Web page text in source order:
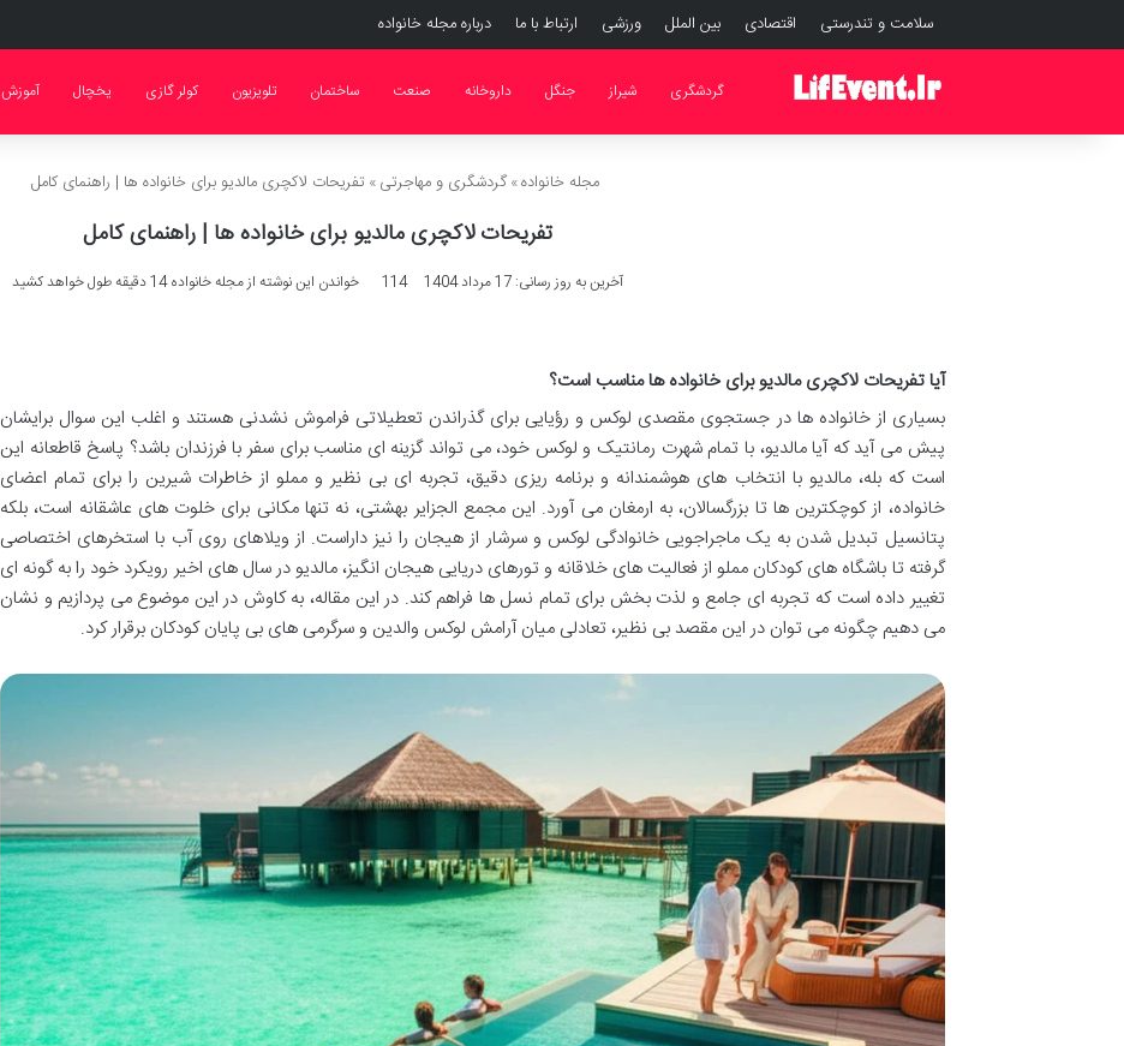
سلامت و تندرستی اقتصادی بین الملل ورزشی ارتباط با ما درباره مجله خانواده
گردشگری شیراز جنگل داروخانه صنعت ساختمان تلویزیون کولر گازی یخچال آموزش
مجله خانواده» گردشگری و مهاجرتی » تفریحات لاکچری مالدیو برای خانواده ها | راهنمای کامل
تفریحات لاکچری مالدیو برای خانواده ها | راهنمای کامل
آخرین به روز رسانی: 17 مرداد 1404 114 خواندن این نوشته از مجله خانواده 14 دقیقه طول خواهد کشید
آیا تفریحات لاکچری مالدیو برای خانواده ها مناسب است؟
بسیاری از خانواده ها در جستجوی مقصدی لوکس و رؤیایی برای گذراندن تعطیلاتی فراموش نشدنی هستند و اغلب این سوال برایشان
پیش می آید که آیا مالدیو، با تمام شهرت رمانتیک و لوکس خود، می تواند گزینه ای مناسب برای سفر با فرزندان باشد؟ پاسخ قاطعانه این
است که بله، مالدیو با انتخاب های هوشمندانه و برنامه ریزی دقیق، تجربه ای بی نظیر و مملو از خاطرات شیرین را برای تمام اعضای
خانواده، از کوچکترین ها تا بزرگسالان، به ارمغان می آورد. این مجمع الجزایر بهشتی، نه تنها مکانی برای خلوت های عاشقانه است، بلکه
پتانسیل تبدیل شدن به یک ماجراجویی خانوادگی لوکس و سرشار از هیجان را نیز داراست. از ویلاهای روی آب با استخرهای اختصاصی
گرفته تا باشگاه های کودکان مملو از فعالیت های خلاقانه و تورهای دریایی هیجان انگیز، مالدیو در سال های اخیر رویکرد خود را به گونه ای
تغییر داده است که تجربه ای جامع و لذت بخش برای تمام نسل ها فراهم کند. در این مقاله، به کاوش در این موضوع می پردازیم و نشان
می دهیم چگونه می توان در این مقصد بی نظیر، تعادلی میان آرامش لوکس والدین و سرگرمی های بی پایان کودکان برقرار کرد.